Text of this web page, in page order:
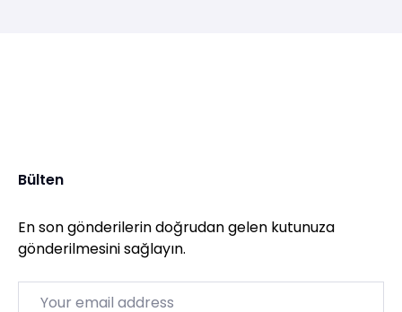
Bülten
En son gönderilerin doğrudan gelen kutunuza
gönderilmesini sağlayın.